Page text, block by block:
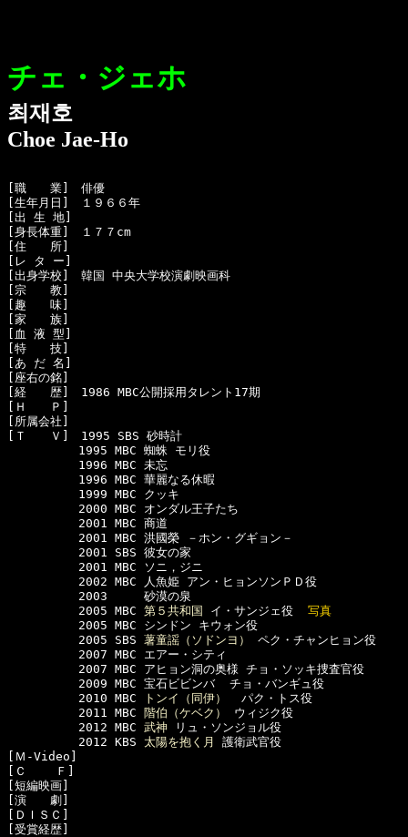
チェ・ジェホ
최재호
Choe Jae-Ho
[職　　業]　俳優
[生年月日]　１９６６年
[出 生 地]
[身長体重]　１７７cm
[住　　所]
[レ タ ー]
[出身学校]　韓国 中央大学校演劇映画科
[宗　　教]
[趣　　味]
[家　　族]
[血 液 型]
[特　　技]
[あ だ 名]
[座右の銘]
[経　　歴]　1986 MBC公開採用タレント17期
[Ｈ　　Ｐ]
[所属会社]
[Ｔ　　Ｖ]　1995 SBS 砂時計
1995 MBC 蜘蛛 モリ役
1996 MBC 未忘
1996 MBC 華麗なる休暇
1999 MBC クッキ
2000 MBC オンダル王子たち
2001 MBC 商道
2001 MBC 洪國榮 －ホン・グギョン－
2001 SBS 彼女の家
2001 MBC ソニ，ジニ
2002 MBC 人魚姫 アン・ヒョンソンＰＤ役
2003     砂漠の泉
2005 MBC 第５共和国 イ・サンジェ役 写真
2005 MBC シンドン キウォン役
2005 SBS 薯童謡（ソドンヨ）
ペク・チャンヒョン役
2007 MBC エアー・シティ
2007 MBC アヒョン洞の奥様 チョ・ソッキ捜査官役
2009 MBC 宝石ビビンバ  チョ・バンギュ役
2010 MBC
トンイ（同伊）
  パク・トス役
2011 MBC 階伯（ケベク）
ウィジク役
2012 MBC 武神 リュ・ソンジョル役
2012 KBS 太陽を抱く月
護衛武官役
[Ｍ-Video]
[Ｃ    Ｆ]
[短編映画]
[演　　劇]
[ＤＩＳＣ]
[受賞経歴]